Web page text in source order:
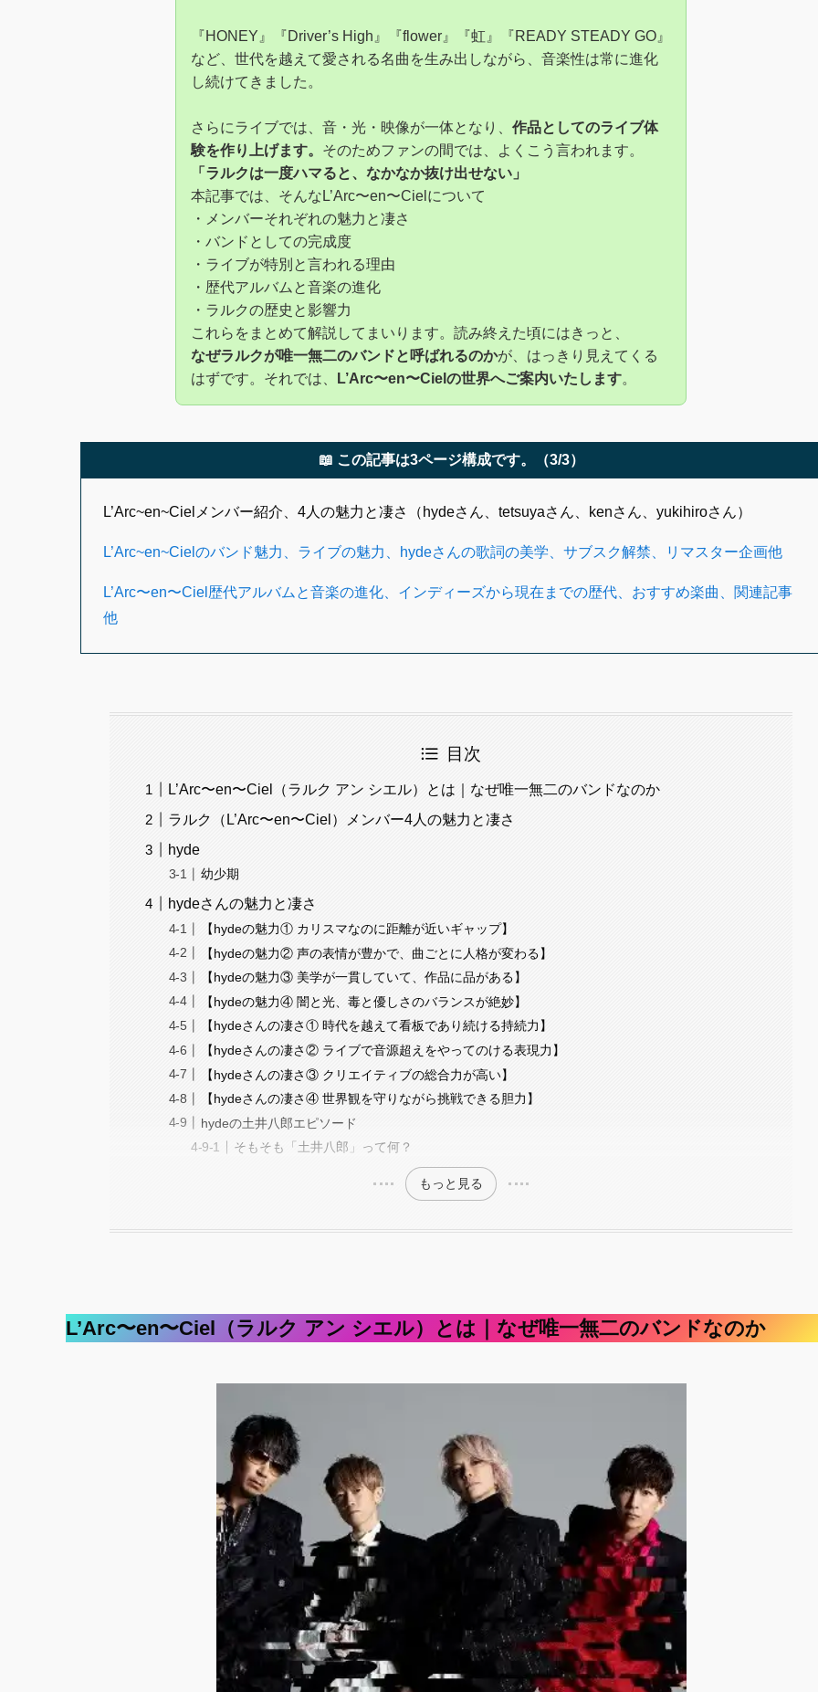
『HONEY』『Driver’s High』『flower』『虹』『READY STEADY GO』
など、世代を越えて愛される名曲を生み出しながら、音楽性は常に進化
し続けてきました。
さらにライブでは、音・光・映像が一体となり、 作品としてのライブ体
験を作り上げます。 そのためファンの間では、よくこう言われます。
「ラルクは一度ハマると、なかなか抜け出せない」
本記事では、そんなL’Arc〜en〜Cielについて
・メンバーそれぞれの魅力と凄さ
・バンドとしての完成度
・ライブが特別と言われる理由
・歴代アルバムと音楽の進化
・ラルクの歴史と影響力
これらをまとめて解説してまいります。読み終えた頃にはきっと、
なぜラルクが唯一無二のバンドと呼ばれるのかが、はっきり見えてくる
はずです。それでは、
L’Arc〜en〜Cielの世界へご案内いたします。
📖 この記事は3ページ構成です。（3/3）
L’Arc~en~Cielメンバー紹介、4人の魅力と凄さ（hydeさん、tetsuyaさん、kenさん、yukihiroさん）
L’Arc~en~Cielのバンド魅力、ライブの魅力、hydeさんの歌詞の美学、サブスク解禁、リマスター企画他
L’Arc〜en〜Ciel歴代アルバムと音楽の進化、インディーズから現在までの歴代、おすすめ楽曲、関連記事
他
目次
L’Arc〜en〜Ciel（ラルク アン シエル）とは｜なぜ唯一無二のバンドなのか
ラルク（L’Arc〜en〜Ciel）メンバー4人の魅力と凄さ
hyde
幼少期
hydeさんの魅力と凄さ
【hydeの魅力① カリスマなのに距離が近いギャップ】
【hydeの魅力② 声の表情が豊かで、曲ごとに人格が変わる】
【hydeの魅力③ 美学が一貫していて、作品に品がある】
【hydeの魅力④ 闇と光、毒と優しさのバランスが絶妙】
【hydeさんの凄さ① 時代を越えて看板であり続ける持続力】
【hydeさんの凄さ② ライブで音源超えをやってのける表現力】
【hydeさんの凄さ③ クリエイティブの総合力が高い】
【hydeさんの凄さ④ 世界観を守りながら挑戦できる胆力】
hydeの土井八郎エピソード
そもそも「土井八郎」って何？
もっと見る
L’Arc〜en〜Ciel（ラルク アン シエル）とは｜なぜ唯一無二のバンドなのか